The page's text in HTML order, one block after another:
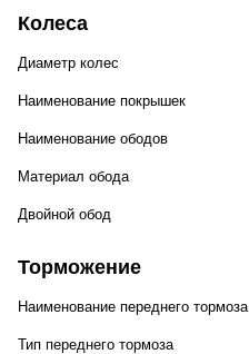
Колеса
Диаметр колес
Наименование покрышек
Наименование ободов
Материал обода
Двойной обод
Торможение
Наименование переднего тормоза
Тип переднего тормоза